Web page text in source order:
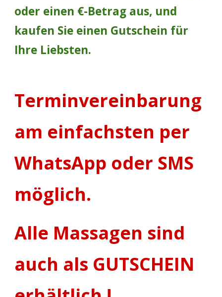
oder einen €-Betrag aus, und
kaufen Sie einen Gutschein für
Ihre Liebsten.
Terminvereinbarung
am einfachsten per
WhatsApp oder SMS
möglich.
Alle Massagen sind
auch als GUTSCHEIN